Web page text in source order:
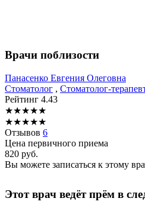
Врачи поблизости
Панасенко Евгения Олеговна
Стоматолог , Стоматолог-
Рейтинг 4.43
★★★★★
★★★★★
Отзывов 6
Цена первичного приема
820 руб.
Вы можете записаться к этому
Этот врач ведёт прём в